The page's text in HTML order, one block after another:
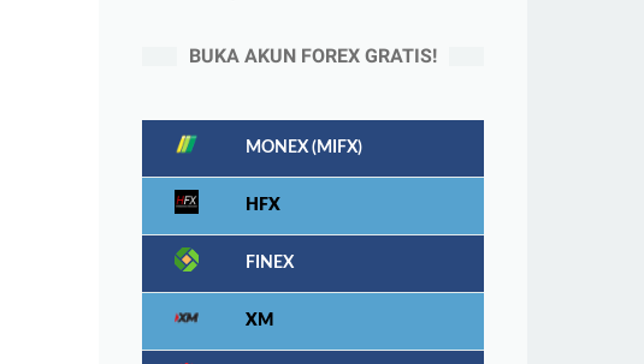
BUKA AKUN FOREX GRATIS!
MONEX (MIFX)
HFX
FINEX
XM